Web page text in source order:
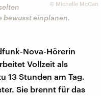
© Michelle McCan
bewusst einplanen.
Nova-Hörerin
Vollzeit als
13 Stunden am Tag.
Sie brennt für das